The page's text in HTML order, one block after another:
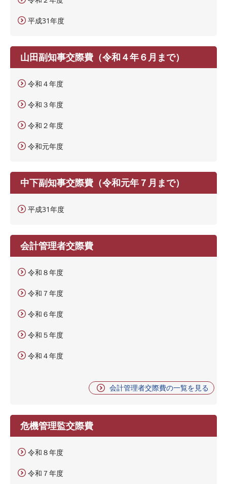
平成31年度
山田副知事交際費（令和４年６月まで）
令和４年度
令和３年度
令和２年度
令和元年度
中下副知事交際費（令和元年７月まで）
平成31年度
会計管理者交際費
令和８年度
令和７年度
令和６年度
令和５年度
令和４年度
会計管理者交際費の一覧を見る
危機管理監交際費
令和８年度
令和７年度